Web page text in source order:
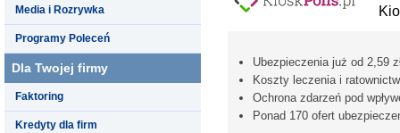
Media i Rozrywka
Programy Poleceń
Dla Twojej firmy
Faktoring
Kredyty dla firm
Ubezpieczenia już od 2,59
Koszty leczenia i
Ochrona zdarzeń pod
Ponad 170 ofert